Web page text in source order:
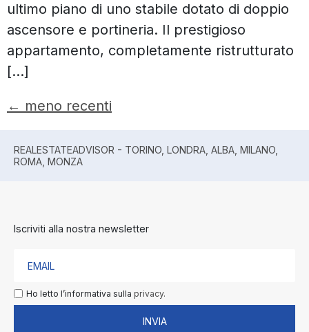
ultimo piano di uno stabile dotato di doppio
ascensore e portineria. Il prestigioso
appartamento, completamente ristrutturato
[…]
← meno recenti
REALESTATEADVISOR - TORINO, LONDRA, ALBA, MILANO,
ROMA, MONZA
Iscriviti alla nostra newsletter
Ho letto l’informativa sulla privacy.
INVIA